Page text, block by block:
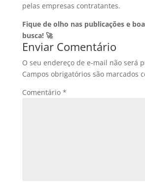
pelas empresas contratantes.
Fique de olho nas publicações e
busca! 🚀
Enviar Comentário
O seu endereço de e-mail não será
Campos obrigatórios são marcados
Comentário *